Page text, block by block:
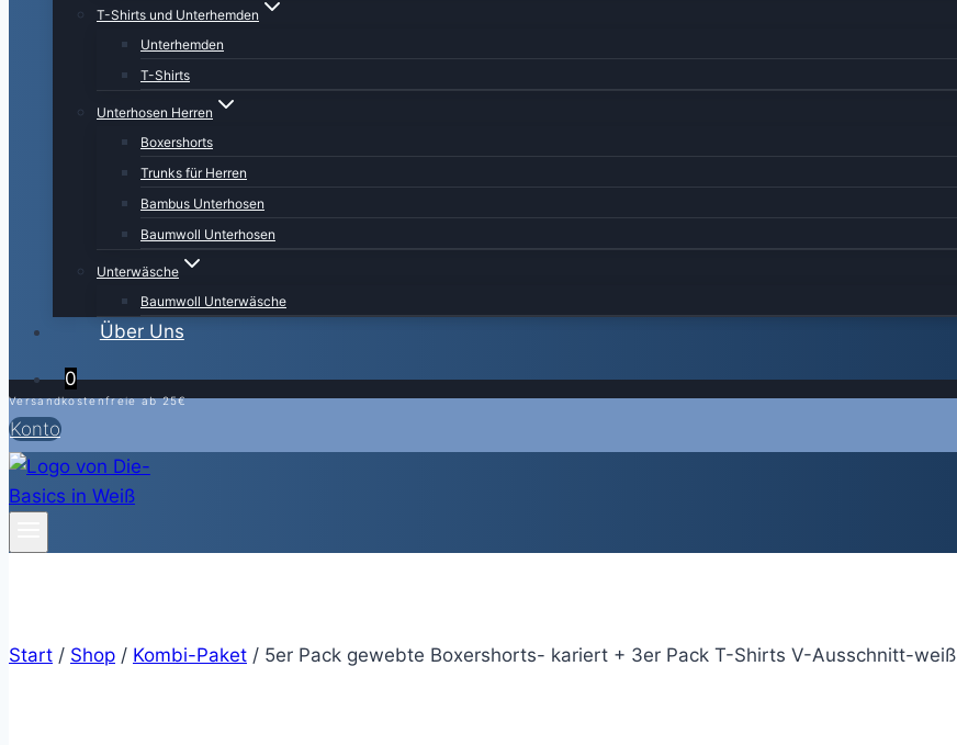
T-Shirts und Unterhemden
Unterhemden
T-Shirts
Unterhosen Herren
Boxershorts
Trunks für Herren
Bambus Unterhosen
Baumwoll Unterhosen
Unterwäsche
Baumwoll Unterwäsche
Über Uns
0
Versandkostenfreie ab 25€
Konto
Start / Shop / Kombi-Paket / 5er Pack gewebte Boxershorts- kariert + 3er Pack T-Shirts V-Ausschnitt-weiß